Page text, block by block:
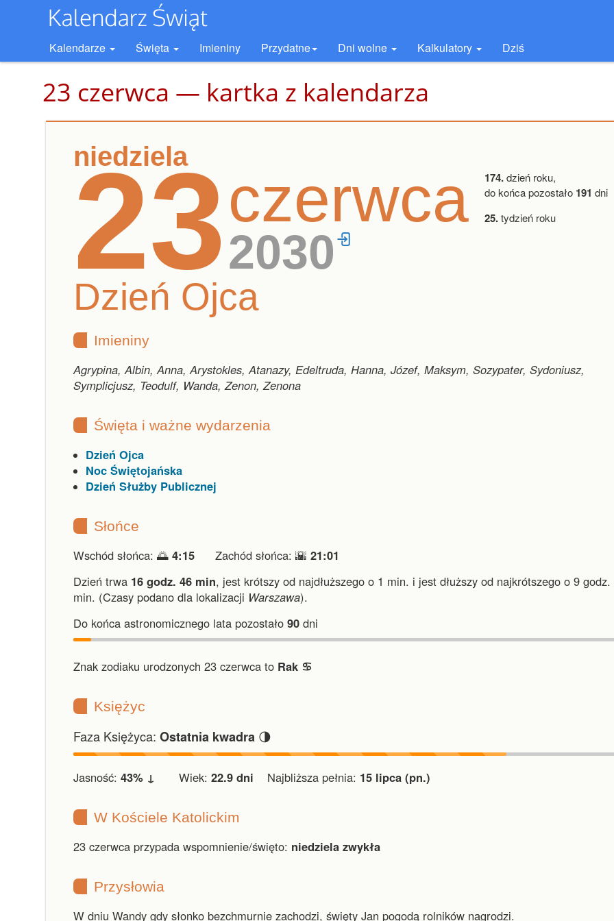
Kalendarze Święta Imieniny Przydatne Dni wolne Kalkulatory Dziś
23 czerwca — kartka z kalendarza
niedziela
23czerwca
2030
174.dzień roku,
do końca pozostało 191 dni
25.tydzień roku
Dzień Ojca
Imieniny
Agrypina, Albin, Anna, Arystokles, Atanazy, Edeltruda, Hanna, Józef, Maksym, Sozypater, Sydoniusz,
Symplicjusz, Teodulf, Wanda, Zenon, Zenona
Święta i ważne wydarzenia
Dzień Ojca
Noc Świętojańska
Dzień Służby Publicznej
Słońce
Wschód słońca: 🌅 4:15 Zachód słońca: 🌇 21:01
Dzień trwa 16 godz. 46 min, jest krótszy od najdłuższego o 1 min. i jest dłuższy od najkrótszego o 9
min. (Czasy podano dla lokalizacji Warszawa).
Do końca astronomicznego lata pozostało 90 dni
Znak zodiaku urodzonych 23 czerwca to Rak ♋︎
Księżyc
Faza Księżyca: Ostatnia kwadra 🌗
Jasność: 43% ↓ Wiek: 22.9 dni Najbliższa pełnia: 15 lipca (pn.)
W Kościele Katolickim
23 czerwca przypada wspomnienie/święto: niedziela zwykła
Przysłowia
W dniu Wandy gdy słonko bezchmurnie zachodzi, święty Jan pogodą rolników nagrodzi.